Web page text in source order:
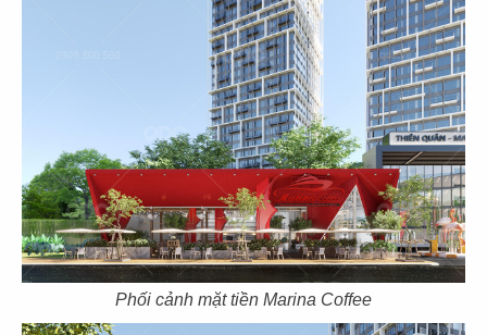
Phối cảnh mặt tiền Marina Coffee
06
CHEESE COFFEE
CN Đà Nẵng
07
KOI THÉ
CN Tân Sơn Nhì
08
KOI THÉ
CN Pearl Plaza